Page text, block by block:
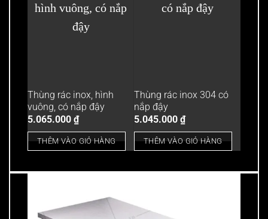
Thùng rác inox, hình
vuông, có nắp đậy
5.065.000 ₫
THÊM VÀO GIỎ HÀNG
Thùng rác inox 304 có
nắp đậy
5.045.000 ₫
THÊM VÀO GIỎ HÀNG